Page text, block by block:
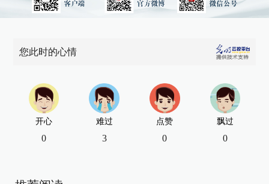
您此时的心情
开心
0
难过
3
点赞
0
飘过
0